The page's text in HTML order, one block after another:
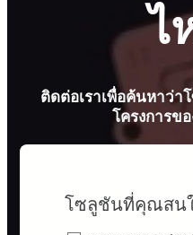
ไ
ติดต่อเราเพื่อค้นหาว่
โครงการข
โซลูชันที่คุณสน